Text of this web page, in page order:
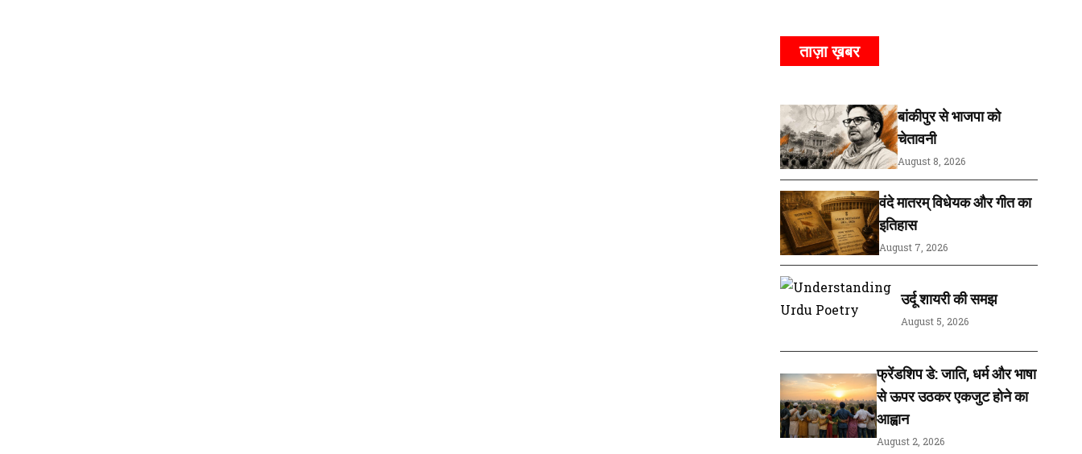
ताज़ा ख़बर
बांकीपुर से भाजपा को
चेतावनी
August 8, 2026
वंदे मातरम् विधेयक और गीत का
इतिहास
August 7, 2026
उर्दू शायरी की समझ
August 5, 2026
फ्रेंडशिप डे: जाति, धर्म और भाषा
से ऊपर उठकर एकजुट होने का
आह्वान
August 2, 2026